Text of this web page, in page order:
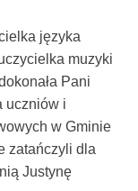
języka
muzyki
Pani
uczniów i
w Gminie
zatańczyli dla
Justynę